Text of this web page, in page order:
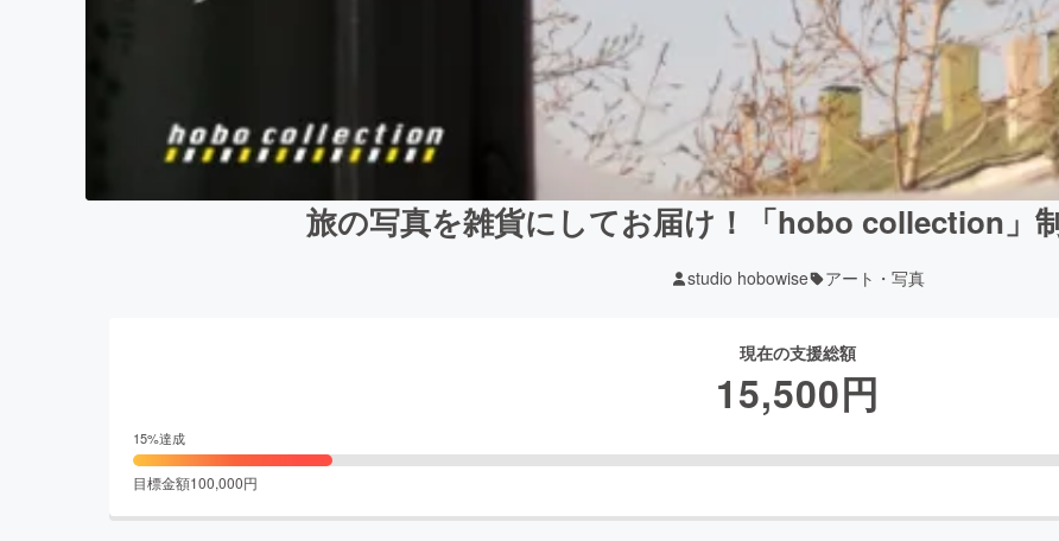
旅の写真を雑貨にしてお届け！「hobo collection」
studio hobowise アート・写真
現在の支援総額
15,500円
15%達成
目標金額100,000円